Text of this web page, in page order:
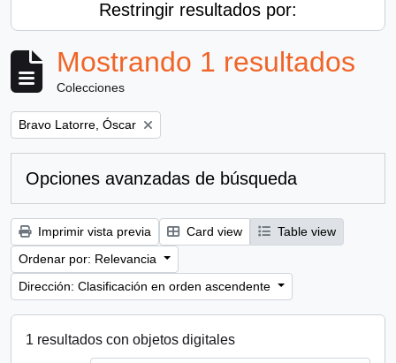
Restringir resultados por:
Mostrando 1 resultados
Colecciones
Remove filter:
Bravo Latorre, Óscar
Opciones avanzadas de búsqueda
Imprimir vista previa Card view
Table view
Ordenar por: Relevancia
Dirección: Clasificación en orden ascendente
1 resultados con objetos digitales